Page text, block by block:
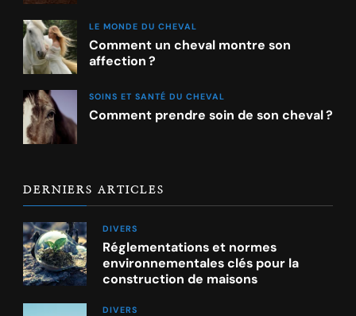
LE MONDE DU CHEVAL
Comment un cheval montre son
affection ?
SOINS ET SANTÉ DU CHEVAL
Comment prendre soin de son cheval ?
DERNIERS ARTICLES
DIVERS
Réglementations et normes
environnementales clés pour la
construction de maisons
DIVERS